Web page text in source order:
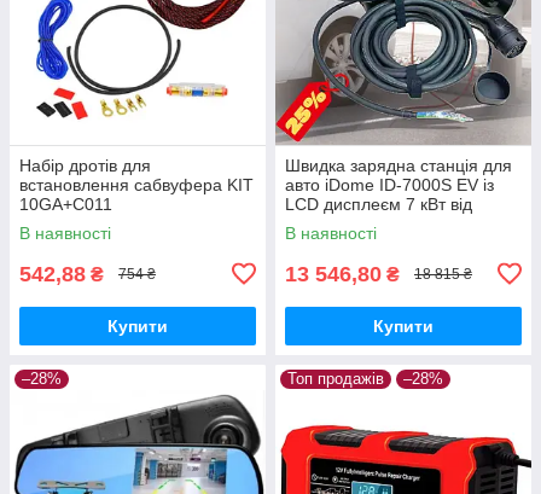
Набір дротів для
встановлення сабвуфера KIT
10GA+C011
В наявності
542,88 ₴ 754 ₴
Купити
Швидка зарядна станція для
авто iDome ID-7000S EV із
LCD дисплеєм 7 кВт від
мережі 220В | Автомобільна
зарядка
В наявності
13 546,80 ₴ 18 815 ₴
Купити
–28% Топ продажів –28%